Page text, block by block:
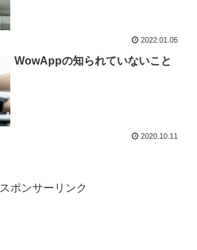
2022.01.05
WowAppの知られていないこと
2020.10.11
スポンサーリンク